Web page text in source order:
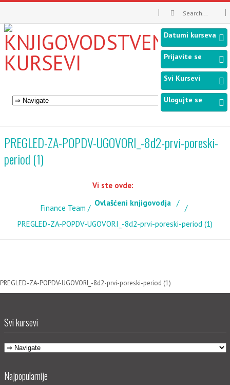
PREGLED-ZA-POPDV-UGOVORI_-8d2-prvi-poreski-
period (1)
Vi ste ovde:
Finance Team
Ovlašćeni knjigovodja
PREGLED-ZA-POPDV-UGOVORI_-8d2-prvi-poreski-period (1)
PREGLED-ZA-POPDV-UGOVORI_-8d2-prvi-poreski-period (1)
Svi kursevi
Najpopularnije
Datumi kurseva
Prijavite se
Svi Kursevi
Ulogujte se